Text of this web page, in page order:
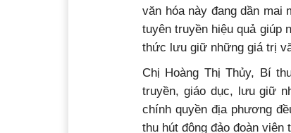
văn hóa này đang dần mai
tuyên truyền hiệu quả giúp
thức lưu giữ những giá trị
Chị Hoàng Thị Thủy, Bí
truyền, giáo dục, lưu giữ
chính quyền địa phương
thu hút đông đảo đoàn